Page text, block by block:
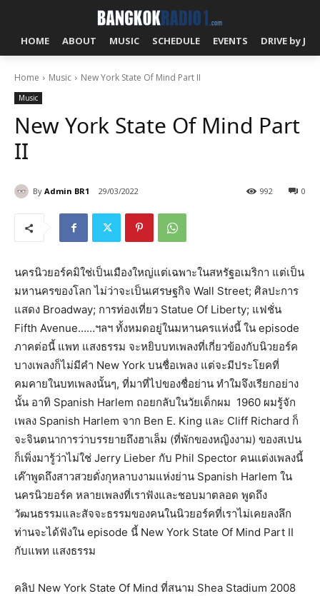
HOME ABOUT MUSIC SCHEDULE EVENTS DRIVE by
Home Music New York State Of Mind Part II
Music
New York State Of Mind Part
II
By Admin BR1 29/03/2022 0
992
นครนิวยอร์คมิใช่เป็นเมืองใหญ่แต่เฉพาะในสหรัฐอเมริกา แต่เป็น
มหานครของโลก ไม่ว่าจะเป็นเศรษฐกิจ Wall Street; ศิลปะการ
แสดง Broadway; การท่องเที่ยว Statue Of Liberty; แฟชั่น
Fifth Avenue……ฯลฯ ทั้งหมดอยู่ในมหานครแห่งนี้ ใน episode
ภาคต่อนี้ แพท แสงธรรม จะหยิบบทเพลงที่เกี่ยวข้องกับนิวยอร์ค
บางเพลงก็ไม่มีคำ New York บนชื่อเพลง แต่จะมีประโยคที่
คมคายในบทเพลงนั้นๆ, ที่มาที่ไปของชื่อย่าน ทำใมจึงเรียกอย่าง
นั้น อาทิ Spanish Harlem ถอยกลับในวัยเด็กผม 1960 ผมรู้จัก
เพลง Spanish Harlem จาก Ben E. King และ Cliff Richard ก็
จะจินตนาการว่าบรรยายถึงฮาเล็ม (ที่พักของหญิงงาม) ของสเปน
ก็เพิ่งมารู้ว่าไม่ใช่ Jerry Lieber กับ Phil Spector คนแต่งเพลงนี้
เค๊าพูดถึงสาวสวยดั่งกุหลาบงามแห่งย่าน Spanish Harlem ใน
นครนิวยอร์ค หลายเพลงที่เราฟังและชอบมาตลอด พูดถึง
วัฒนธรรมและสัจจะธรรมของคนในนิวยอร์คที่เราไม่เคยลงลึก
ท่านจะได้ฟังใน episode นี้ New York State Of Mind Part II
กับแพท แสงธรรม
คลิป New York State Of Mind ที่สนาม Shea Stadium 2008